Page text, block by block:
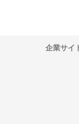
企業サイ